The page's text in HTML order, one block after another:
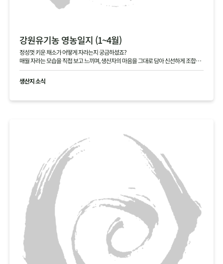
강원유기농 영농일지 (1~4월)
정성껏 키운 채소가 어떻게 자라는지 궁금하셨죠?
매월 자라는 모습을 직접 보고 느끼며, 생산자의 마음을 그대로 담아 신선하게 조합원
님께 전달해 드립니다.
생산지 소식